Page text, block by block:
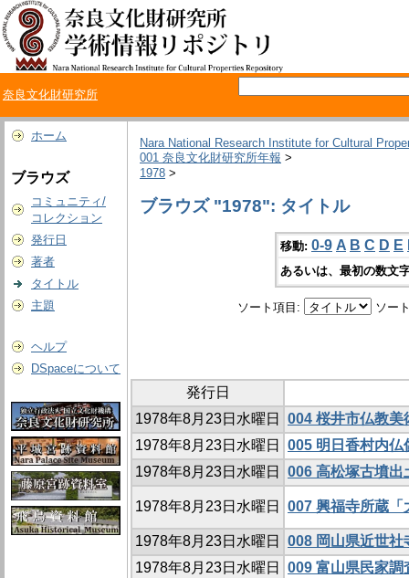
奈良文化財研究所
ホーム
ブラウズ
コミュニティ/
コレクション
発行日
著者
タイトル
主題
ヘルプ
DSpaceについて
Nara National Research Institute for Cultural
001 奈良文化財研究所年報 >
1978 >
ブラウズ "1978": タイトル
移動: 0-9 A B C D E
あるいは、最初の数文
ソート項目: ソー
発行日
1978年8月23日水曜日
004 桜井市仏教美
1978年8月23日水曜日
005 明日香村内仏
1978年8月23日水曜日
006 高松塚古墳出
1978年8月23日水曜日 007 興福寺所蔵「
1978年8月23日水曜日
008 岡山県近世社
1978年8月23日水曜日
009 富山県民家調